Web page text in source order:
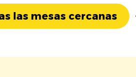
las mesas cercanas